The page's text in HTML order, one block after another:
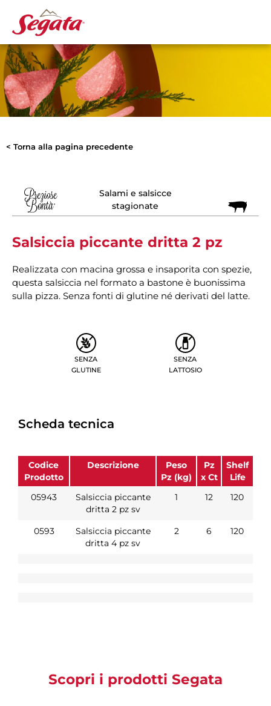
< Torna alla pagina precedente
Salami e salsicce
stagionate
Salsiccia piccante dritta 2 pz
Realizzata con macina grossa e insaporita con spezie,
questa salsiccia nel formato a bastone è buonissima
sulla pizza. Senza fonti di glutine né derivati del latte.
SENZA
GLUTINE
SENZA
LATTOSIO
Scheda tecnica
Codice
Prodotto
Descrizione
Peso
Pz (kg)
Pz
x Ct
Shelf
Life
05943
Salsiccia piccante
dritta 2 pz sv
1 12 120
0593
Salsiccia piccante
dritta 4 pz sv
2 6 120
Scopri i prodotti Segata